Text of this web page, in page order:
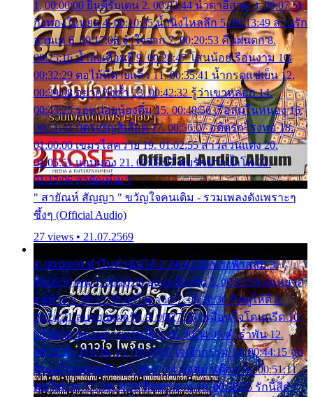
1. 00:00:00 ยินดีรับเดน 2. 00:03:44 น้ำตาอีสาน 3. 00:07:51
กิ่งทองใบหยก 4. 00:10:35 น้ำนิ่งไหลลึก 5. 00:13:49 ลานรัก
ลานเท 6. 00:17:06 จำใจจาก 7. 00:20:53 คืนฝนตก 8.
00:25:16 น้ำลงเดือนยี่ 9. 00:28:47 โสนน้อยเรือนงาม 10.
00:32:29 ตอไม้ที่ตายแล้ว 11. 00:35:41 น้ำกรดแช่เย็น 12.
00:39:08 อยากฟังซ้ำ 13. 00:42:32 รู้ว่าเขาหลอก 14.
00:45:25 รอหน่อยน้องติ๋ม 15. 00:48:56 เรือล่มในหนอง 16.
00:51:43 บัตรเชิญสีเลือด 17. 00:56:07 อดีตรักโรงทอ 18.
01:00:00 เขมรไล่ควาย 19. 01:02:55 สาวสวนแตง 20.
01:05:51 แอบมอง 21. 01:09:27 พบรักปากน้ำโพ 22.
01:13:06 สายัณห์เมา
" สายัณห์ สัญญา " ขวัญใจคนเดิม - รวมเพลงดังเพราะๆ
ซึ้งๆ (Official Audio)
27 views • 21.07.2569
1. 00:00:00 ทำไมทำฉันได้ 2. 00:03:20 นางฟ้าสลัม 3.
00:06:50 คน 4. 00:10:36 บุญเหลือเกิน 5. 00:13:58 ฝนหยาด
สุดท้าย 6. 00:17:30 ยาใจยาจก 7. 00:20:30 คิดดูให้ดี 8.
00:24:21 ลบรอยแผลรัก 9. 00:27:35 เหมือนใจโดนกรีด 10.
00:30:54 ขบวนการเปาเปียว 11. 00:34:05 คำรำพัน 12.
00:37:20 ปาหนัน 13. 00:40:37 ใจเจ้ากรรม 14. 00:44:15 จูบ
ฉันแล้วจงตายเสีย 15. 00:47:24 ขอสูมาเต๊อะ 16. 00:51:11
คนใจมาร 17. 00:54:50 คืนทรมาน 18. 00:58:25 รักนี้สีดำ